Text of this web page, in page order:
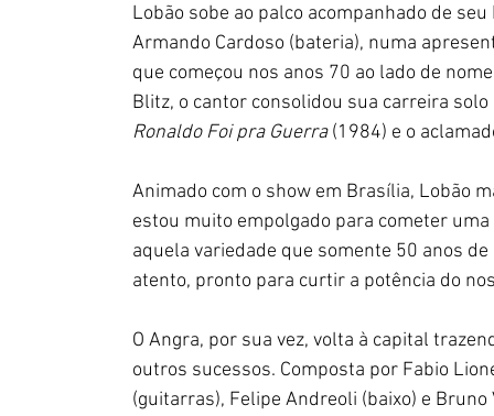
Lobão sobe ao palco acompanhado de
Armando Cardoso (bateria), numa
que começou nos anos 70 ao lado de
Blitz, o cantor consolidou sua carreira
Ronaldo Foi pra Guerra (1984) e o
Animado com o show em Brasília, Lobão
estou muito empolgado para cometer
aquela variedade que somente 50 anos
atento, pronto para curtir a potência do
O Angra, por sua vez, volta à capital
outros sucessos. Composta por Fabio
(guitarras), Felipe Andreoli (baixo) e